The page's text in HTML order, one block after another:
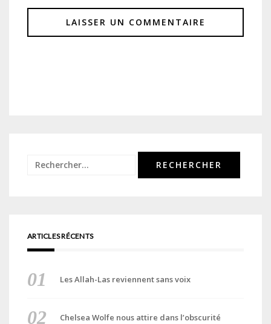
Rechercher :
ARTICLES RÉCENTS
Les Allah-Las reviennent sans voix
Chelsea Wolfe nous attire dans l’obscurité